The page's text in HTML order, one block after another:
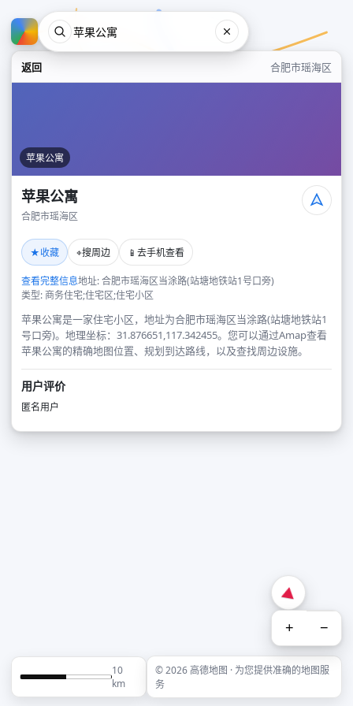
返回 合肥市瑶海区
苹果公寓
苹果公寓
合肥市瑶海区
★收藏 ⌖搜周边 📱 去手机查看
查看完整信息地址: 合肥市瑶海区当涂路(站塘地铁站1号口旁)
类型: 商务住宅;住宅区;住宅小区
苹果公寓是一家住宅小区，地址为合肥市瑶海区当涂路(站塘地铁站1
号口旁)。地理坐标：31.876651,117.342455。您可以通过Amap查看
苹果公寓的精确地图位置、规划到达路线，以及查找周边设施。
用户评价
匿名用户
+ −
10
km
© 2026 高德地图 · 为您提供准确的地图服
务